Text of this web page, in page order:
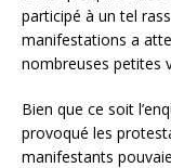
participé à un tel
manifestations a
nombreuses petites
Bien que ce soit
provoqué les
manifestants